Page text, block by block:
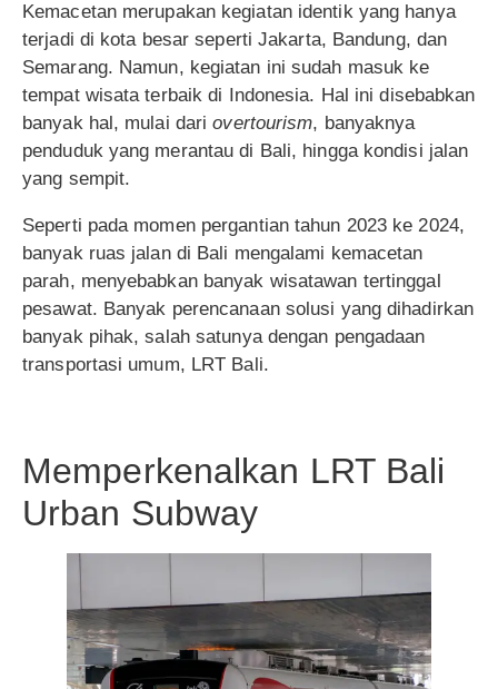
Kemacetan merupakan kegiatan identik yang hanya
terjadi di kota besar seperti Jakarta, Bandung, dan
Semarang. Namun, kegiatan ini sudah masuk ke
tempat wisata terbaik di Indonesia. Hal ini disebabkan
banyak hal, mulai dariovertourism, banyaknya
penduduk yang merantau di Bali, hingga kondisi jalan
yang sempit.
Seperti pada momen pergantian tahun 2023 ke 2024,
banyak ruas jalan di Bali mengalami kemacetan
parah, menyebabkan banyak wisatawan tertinggal
pesawat. Banyak perencanaan solusi yang dihadirkan
banyak pihak, salah satunya dengan pengadaan
transportasi umum, LRT Bali.
Memperkenalkan LRT Bali
Urban Subway